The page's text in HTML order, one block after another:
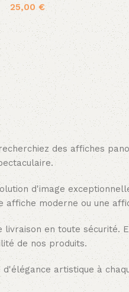
25,00€
Ajouter au panier
des affiches
d'image
moderne ou une
en toute sécurité.
de nos produits.
artistique à